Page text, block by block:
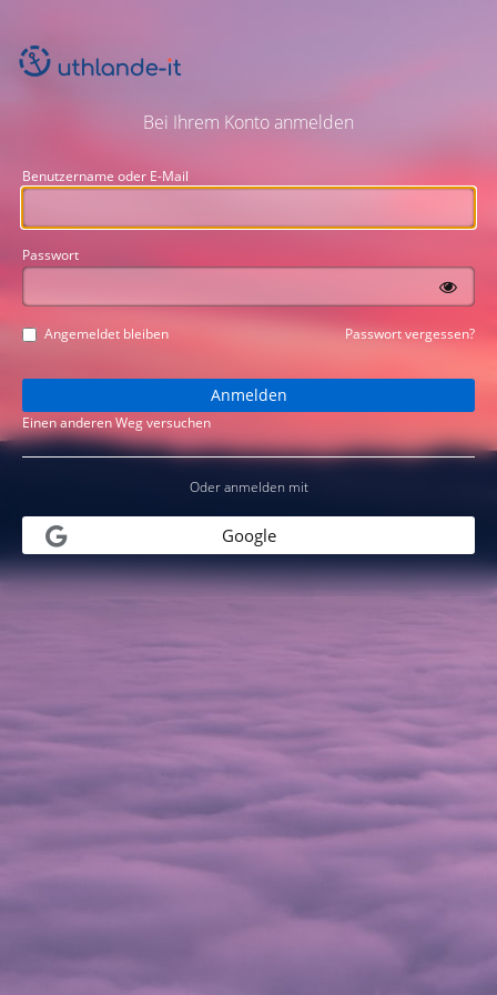
Bei Ihrem Konto anmelden
Benutzername oder E-Mail
Passwort
Angemeldet bleiben Passwort vergessen?
Einen anderen Weg versuchen
Oder anmelden mit
Google